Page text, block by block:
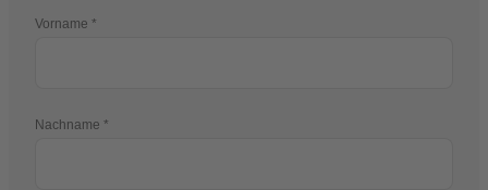
Vorname
Nachname